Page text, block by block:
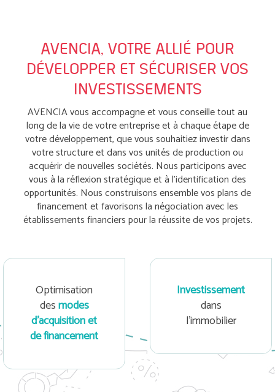
AVENCIA, VOTRE ALLIÉ POUR
DÉVELOPPER ET SÉCURISER VOS
INVESTISSEMENTS
AVENCIA vous accompagne et vous conseille tout au
long de la vie de votre entreprise et à chaque étape de
votre développement, que vous souhaitiez investir dans
votre structure et dans vos unités de production ou
acquérir de nouvelles sociétés. Nous participons avec
vous à la réflexion stratégique et à l’identification des
opportunités. Nous construisons ensemble vos plans de
financement et favorisons la négociation avec les
établissements financiers pour la réussite de vos projets.
Optimisation
desmodes
d’acquisition et
de financement
Investissement
dans
l’immobilier